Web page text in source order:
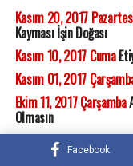
Facebook
Kasım 20, 2017
Kayması İşin Doğası
Kasım 10, 2017 Cuma
Kasım 01, 2017
Ekim 11, 2017 Çarşamba
Olmasın
Eylül 22, 2017 Cuma
KÜRT FOBİSİ